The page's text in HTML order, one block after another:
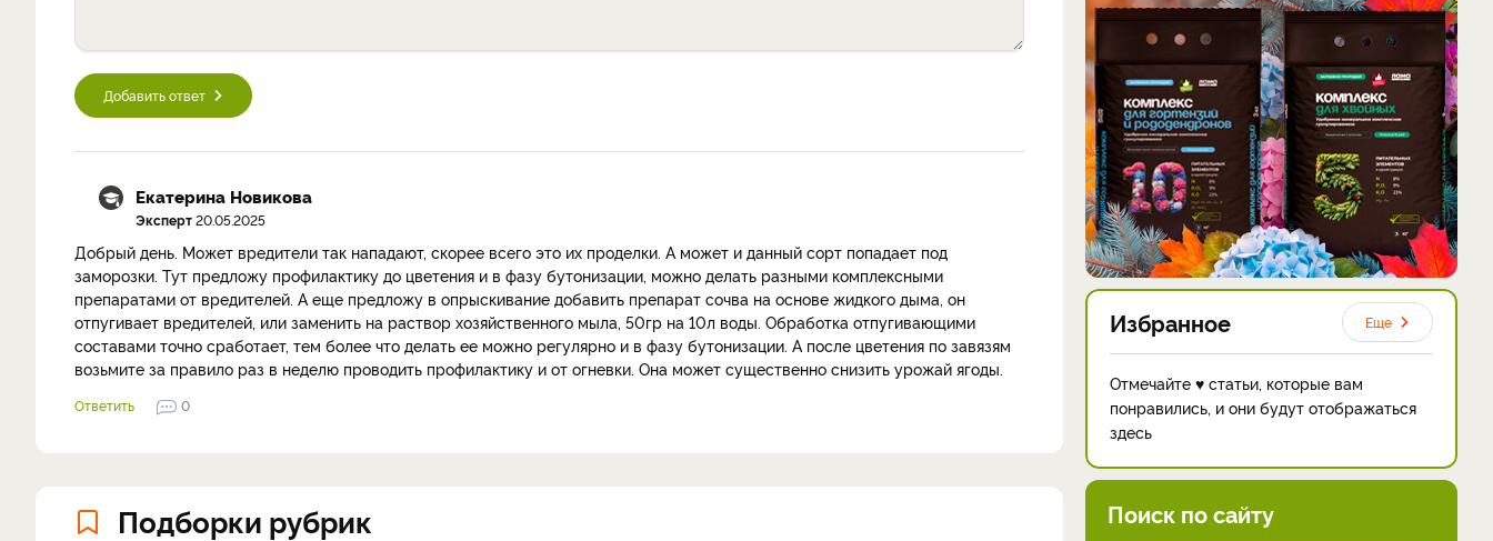
Добавить ответ
Екатерина Новикова
Эксперт20.05.2025
Добрый день. Может вредители так нападают, скорее всего это их проделки. А может и данный сорт попадает под
заморозки. Тут предложу профилактику до цветения и в фазу бутонизации, можно делать разными комплексными
препаратами от вредителей. А еще предложу в опрыскивание добавить препарат сочва на основе жидкого дыма, он
отпугивает вредителей, или заменить на раствор хозяйственного мыла, 50гр на 10л воды. Обработка отпугивающими
составами точно сработает, тем более что делать ее можно регулярно и в фазу бутонизации. А после цветения по завязям
возьмите за правило раз в неделю проводить профилактику и от огневки. Она может существенно снизить урожай ягоды.
Ответить 0
Подборки рубрик
Избранное Еще
Отмечайте ♥ статьи, которые вам
понравились, и они будут отображаться
здесь
Поиск по сайту